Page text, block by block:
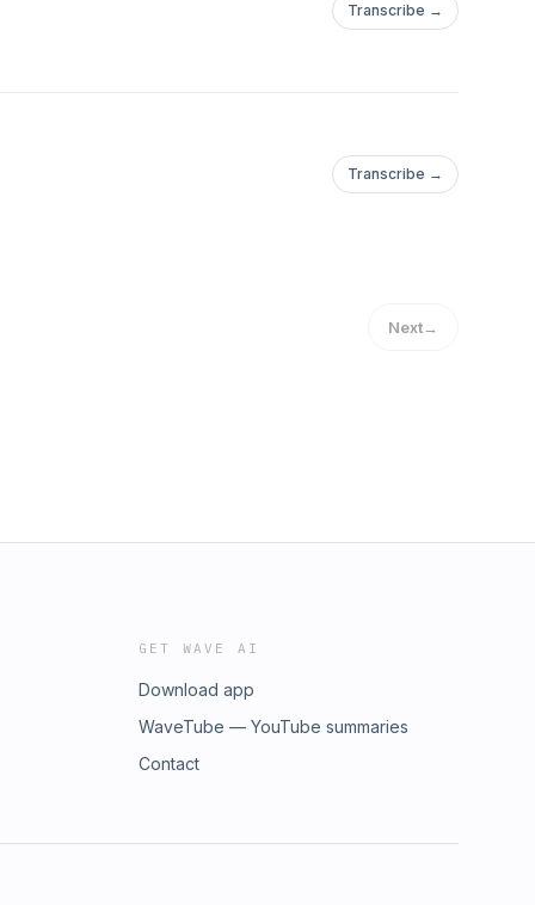
Transcribe →
Transcribe →
Next→
GET WAVE AI
Download app
WaveTube — YouTube summaries
Contact